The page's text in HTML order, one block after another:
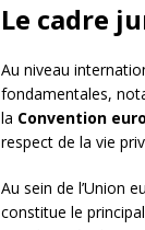
Le cadre
Au niveau
fondamentales,
la Convention
respect de la vie
Au sein de l’Union
constitue le